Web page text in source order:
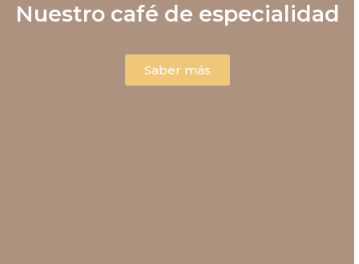
Nuestro café de especialidad
Saber más